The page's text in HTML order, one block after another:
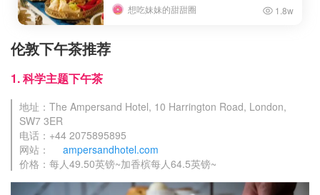
想吃妹妹的甜甜圈 1.8w
伦敦下午茶推荐
1. 科学主题下午茶
地址：The Ampersand Hotel, 10 Harrington Road, London,
SW7 3ER
电话：+44 2075895895
网站：
ampersandhotel.com
价格：每人49.50英镑~加香槟每人64.5英镑~